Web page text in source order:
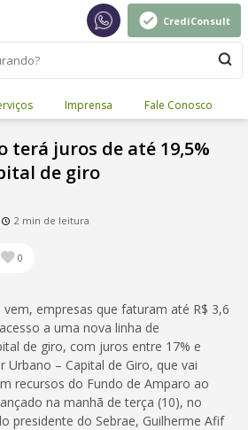
CrediConsult
Imprensa Fale Conosco
terá juros de até 19,5%
de giro
2 min de leitura
0
empresas que faturam até R$ 3,6
a uma nova linha de
de giro, com juros entre 17% e
Urbano – Capital de Giro, que vai
recursos do Fundo de Amparo ao
na manhã de terça (10), no
presidente do Sebrae, Guilherme Afif